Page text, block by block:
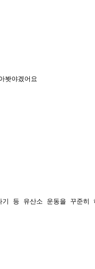
봣야겠어요
기 등 유산소 운동을 꾸준